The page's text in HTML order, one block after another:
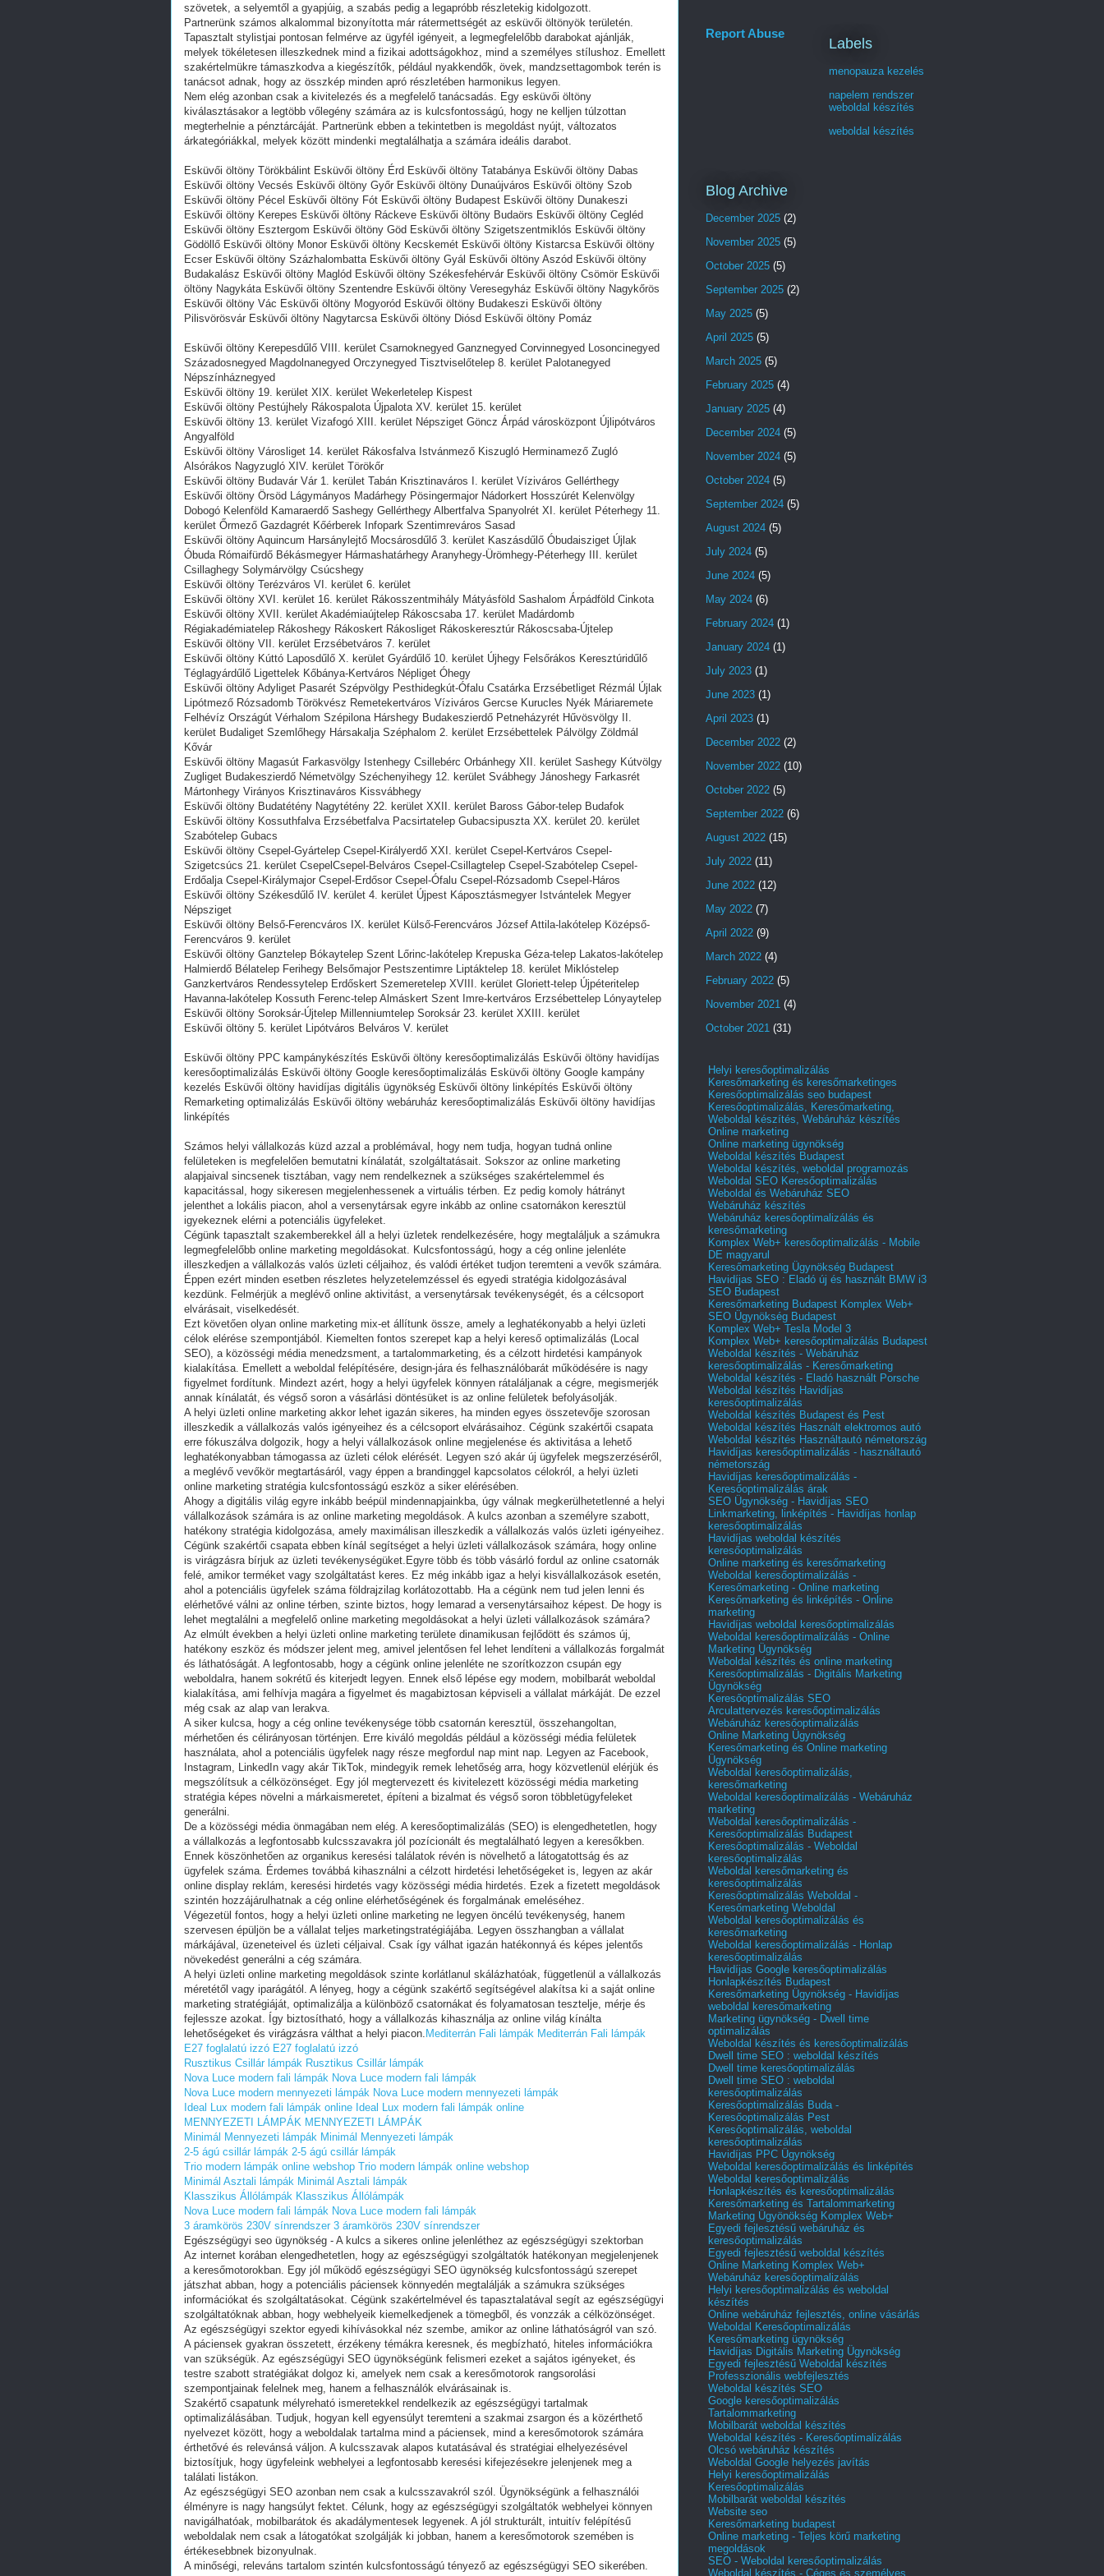
szövetek, a selyemtől a gyapjúig, a szabás pedig a legapróbb részletekig kidolgozott.
Partnerünk számos alkalommal bizonyította már rátermettségét az esküvői öltönyök területén.
Tapasztalt stylistjai pontosan felmérve az ügyfél igényeit, a legmegfelelőbb darabokat ajánlják,
melyek tökéletesen illeszkednek mind a fizikai adottságokhoz, mind a személyes stílushoz. Emellett
szakértelmükre támaszkodva a kiegészítők, például nyakkendők, övek, mandzsettagombok terén is
tanácsot adnak, hogy az összkép minden apró részletében harmonikus legyen.
Nem elég azonban csak a kivitelezés és a megfelelő tanácsadás. Egy esküvői öltöny
kiválasztásakor a legtöbb vőlegény számára az is kulcsfontosságú, hogy ne kelljen túlzottan
megterhelnie a pénztárcáját. Partnerünk ebben a tekintetben is megoldást nyújt, változatos
árkategóriákkal, melyek között mindenki megtalálhatja a számára ideális darabot.
Esküvői öltöny Törökbálint Esküvői öltöny Érd Esküvői öltöny Tatabánya Esküvői öltöny Dabas
Esküvői öltöny Vecsés Esküvői öltöny Győr Esküvői öltöny Dunaújváros Esküvői öltöny Szob
Esküvői öltöny Pécel Esküvői öltöny Fót Esküvői öltöny Budapest Esküvői öltöny Dunakeszi
Esküvői öltöny Kerepes Esküvői öltöny Ráckeve Esküvői öltöny Budaörs Esküvői öltöny Cegléd
Esküvői öltöny Esztergom Esküvői öltöny Göd Esküvői öltöny Szigetszentmiklós Esküvői öltöny
Gödöllő Esküvői öltöny Monor Esküvői öltöny Kecskemét Esküvői öltöny Kistarcsa Esküvői öltöny
Ecser Esküvői öltöny Százhalombatta Esküvői öltöny Gyál Esküvői öltöny Aszód Esküvői öltöny
Budakalász Esküvői öltöny Maglód Esküvői öltöny Székesfehérvár Esküvői öltöny Csömör Esküvői
öltöny Nagykáta Esküvői öltöny Szentendre Esküvői öltöny Veresegyház Esküvői öltöny Nagykőrös
Esküvői öltöny Vác Esküvői öltöny Mogyoród Esküvői öltöny Budakeszi Esküvői öltöny
Pilisvörösvár Esküvői öltöny Nagytarcsa Esküvői öltöny Diósd Esküvői öltöny Pomáz
Esküvői öltöny Kerepesdűlő VIII. kerület Csarnoknegyed Ganznegyed Corvinnegyed Losoncinegyed
Századosnegyed Magdolnanegyed Orczynegyed Tisztviselőtelep 8. kerület Palotanegyed
Népszínháznegyed
Esküvői öltöny 19. kerület XIX. kerület Wekerletelep Kispest
Esküvői öltöny Pestújhely Rákospalota Újpalota XV. kerület 15. kerület
Esküvői öltöny 13. kerület Vizafogó XIII. kerület Népsziget Göncz Árpád városközpont Újlipótváros
Angyalföld
Esküvői öltöny Városliget 14. kerület Rákosfalva Istvánmező Kiszugló Herminamező Zugló
Alsórákos Nagyzugló XIV. kerület Törökőr
Esküvői öltöny Budavár Vár 1. kerület Tabán Krisztinaváros I. kerület Víziváros Gellérthegy
Esküvői öltöny Örsöd Lágymányos Madárhegy Pösingermajor Nádorkert Hosszúrét Kelenvölgy
Dobogó Kelenföld Kamaraerdő Sashegy Gellérthegy Albertfalva Spanyolrét XI. kerület Péterhegy 11.
kerület Őrmező Gazdagrét Kőérberek Infopark Szentimreváros Sasad
Esküvői öltöny Aquincum Harsánylejtő Mocsárosdűlő 3. kerület Kaszásdűlő Óbudaisziget Újlak
Óbuda Rómaifürdő Békásmegyer Hármashatárhegy Aranyhegy-Ürömhegy-Péterhegy III. kerület
Csillaghegy Solymárvölgy Csúcshegy
Esküvői öltöny Terézváros VI. kerület 6. kerület
Esküvői öltöny XVI. kerület 16. kerület Rákosszentmihály Mátyásföld Sashalom Árpádföld Cinkota
Esküvői öltöny XVII. kerület Akadémiaújtelep Rákoscsaba 17. kerület Madárdomb
Régiakadémiatelep Rákoshegy Rákoskert Rákosliget Rákoskeresztúr Rákoscsaba-Újtelep
Esküvői öltöny VII. kerület Erzsébetváros 7. kerület
Esküvői öltöny Kúttó Laposdűlő X. kerület Gyárdűlő 10. kerület Újhegy Felsőrákos Keresztúridűlő
Téglagyárdűlő Ligettelek Kőbánya-Kertváros Népliget Óhegy
Esküvői öltöny Adyliget Pasarét Szépvölgy Pesthidegkút-Ófalu Csatárka Erzsébetliget Rézmál Újlak
Lipótmező Rózsadomb Törökvész Remetekertváros Víziváros Gercse Kurucles Nyék Máriaremete
Felhévíz Országút Vérhalom Szépilona Hárshegy Budakeszierdő Petneházyrét Hűvösvölgy II.
kerület Budaliget Szemlőhegy Hársakalja Széphalom 2. kerület Erzsébettelek Pálvölgy Zöldmál
Kővár
Esküvői öltöny Magasút Farkasvölgy Istenhegy Csillebérc Orbánhegy XII. kerület Sashegy Kútvölgy
Zugliget Budakeszierdő Németvölgy Széchenyihegy 12. kerület Svábhegy Jánoshegy Farkasrét
Mártonhegy Virányos Krisztinaváros Kissvábhegy
Esküvői öltöny Budatétény Nagytétény 22. kerület XXII. kerület Baross Gábor-telep Budafok
Esküvői öltöny Kossuthfalva Erzsébetfalva Pacsirtatelep Gubacsipuszta XX. kerület 20. kerület
Szabótelep Gubacs
Esküvői öltöny Csepel-Gyártelep Csepel-Királyerdő XXI. kerület Csepel-Kertváros Csepel-
Szigetcsúcs 21. kerület CsepelCsepel-Belváros Csepel-Csillagtelep Csepel-Szabótelep Csepel-
Erdőalja Csepel-Királymajor Csepel-Erdősor Csepel-Ófalu Csepel-Rózsadomb Csepel-Háros
Esküvői öltöny Székesdűlő IV. kerület 4. kerület Újpest Káposztásmegyer Istvántelek Megyer
Népsziget
Esküvői öltöny Belső-Ferencváros IX. kerület Külső-Ferencváros József Attila-lakótelep Középső-
Ferencváros 9. kerület
Esküvői öltöny Ganztelep Bókaytelep Szent Lőrinc-lakótelep Krepuska Géza-telep Lakatos-lakótelep
Halmierdő Bélatelep Ferihegy Belsőmajor Pestszentimre Liptáktelep 18. kerület Miklóstelep
Ganzkertváros Rendessytelep Erdőskert Szemeretelep XVIII. kerület Gloriett-telep Újpéteritelep
Havanna-lakótelep Kossuth Ferenc-telep Almáskert Szent Imre-kertváros Erzsébettelep Lónyaytelep
Esküvői öltöny Soroksár-Újtelep Millenniumtelep Soroksár 23. kerület XXIII. kerület
Esküvői öltöny 5. kerület Lipótváros Belváros V. kerület
Esküvői öltöny PPC kampánykészítés Esküvői öltöny keresőoptimalizálás Esküvői öltöny havidíjas
keresőoptimalizálás Esküvői öltöny Google keresőoptimalizálás Esküvői öltöny Google kampány
kezelés Esküvői öltöny havidíjas digitális ügynökség Esküvői öltöny linképítés Esküvői öltöny
Remarketing optimalizálás Esküvői öltöny webáruház keresőoptimalizálás Esküvői öltöny havidíjas
linképítés
Számos helyi vállalkozás küzd azzal a problémával, hogy nem tudja, hogyan tudná online
felületeken is megfelelően bemutatni kínálatát, szolgáltatásait. Sokszor az online marketing
alapjaival sincsenek tisztában, vagy nem rendelkeznek a szükséges szakértelemmel és
kapacitással, hogy sikeresen megjelenhessenek a virtuális térben. Ez pedig komoly hátrányt
jelenthet a lokális piacon, ahol a versenytársak egyre inkább az online csatornákon keresztül
igyekeznek elérni a potenciális ügyfeleket.
Cégünk tapasztalt szakemberekkel áll a helyi üzletek rendelkezésére, hogy megtaláljuk a számukra
legmegfelelőbb online marketing megoldásokat. Kulcsfontosságú, hogy a cég online jelenléte
illeszkedjen a vállalkozás valós üzleti céljaihoz, és valódi értéket tudjon teremteni a vevők számára.
Éppen ezért minden esetben részletes helyzetelemzéssel és egyedi stratégia kidolgozásával
kezdünk. Felmérjük a meglévő online aktivitást, a versenytársak tevékenységét, és a célcsoport
elvárásait, viselkedését.
Ezt követően olyan online marketing mix-et állítunk össze, amely a leghatékonyabb a helyi üzleti
célok elérése szempontjából. Kiemelten fontos szerepet kap a helyi kereső optimalizálás (Local
SEO), a közösségi média menedzsment, a tartalommarketing, és a célzott hirdetési kampányok
kialakítása. Emellett a weboldal felépítésére, design-jára és felhasználóbarát működésére is nagy
figyelmet fordítunk. Mindezt azért, hogy a helyi ügyfelek könnyen rátaláljanak a cégre, megismerjék
annak kínálatát, és végső soron a vásárlási döntésüket is az online felületek befolyásolják.
A helyi üzleti online marketing akkor lehet igazán sikeres, ha minden egyes összetevője szorosan
illeszkedik a vállalkozás valós igényeihez és a célcsoport elvárásaihoz. Cégünk szakértői csapata
erre fókuszálva dolgozik, hogy a helyi vállalkozások online megjelenése és aktivitása a lehető
leghatékonyabban támogassa az üzleti célok elérését. Legyen szó akár új ügyfelek megszerzéséről,
a meglévő vevőkör megtartásáról, vagy éppen a brandinggel kapcsolatos célokról, a helyi üzleti
online marketing stratégia kulcsfontosságú eszköz a siker elérésében.
Ahogy a digitális világ egyre inkább beépül mindennapjainkba, úgy válnak megkerülhetetlenné a helyi
vállalkozások számára is az online marketing megoldások. A kulcs azonban a személyre szabott,
hatékony stratégia kidolgozása, amely maximálisan illeszkedik a vállalkozás valós üzleti igényeihez.
Cégünk szakértői csapata ebben kínál segítséget a helyi üzleti vállalkozások számára, hogy online
is virágzásra bírjuk az üzleti tevékenységüket.Egyre több és több vásárló fordul az online csatornák
felé, amikor terméket vagy szolgáltatást keres. Ez még inkább igaz a helyi kisvállalkozások esetén,
ahol a potenciális ügyfelek száma földrajzilag korlátozottabb. Ha a cégünk nem tud jelen lenni és
elérhetővé válni az online térben, szinte biztos, hogy lemarad a versenytársaihoz képest. De hogy is
lehet megtalálni a megfelelő online marketing megoldásokat a helyi üzleti vállalkozások számára?
Az elmúlt években a helyi üzleti online marketing területe dinamikusan fejlődött és számos új,
hatékony eszköz és módszer jelent meg, amivel jelentősen fel lehet lendíteni a vállalkozás forgalmát
és láthatóságát. A legfontosabb, hogy a cégünk online jelenléte ne szorítkozzon csupán egy
weboldalra, hanem sokrétű és kiterjedt legyen. Ennek első lépése egy modern, mobilbarát weboldal
kialakítása, ami felhívja magára a figyelmet és magabiztosan képviseli a vállalat márkáját. De ezzel
még csak az alap van lerakva.
A siker kulcsa, hogy a cég online tevékenysége több csatornán keresztül, összehangoltan,
mérhetően és célirányosan történjen. Erre kiváló megoldás például a közösségi média felületek
használata, ahol a potenciális ügyfelek nagy része megfordul nap mint nap. Legyen az Facebook,
Instagram, LinkedIn vagy akár TikTok, mindegyik remek lehetőség arra, hogy közvetlenül elérjük és
megszólítsuk a célközönséget. Egy jól megtervezett és kivitelezett közösségi média marketing
stratégia képes növelni a márkaismeretet, építeni a bizalmat és végső soron többletügyfeleket
generálni.
De a közösségi média önmagában nem elég. A keresőoptimalizálás (SEO) is elengedhetetlen, hogy
a vállalkozás a legfontosabb kulcsszavakra jól pozícionált és megtalálható legyen a keresőkben.
Ennek köszönhetően az organikus keresési találatok révén is növelhető a látogatottság és az
ügyfelek száma. Érdemes továbbá kihasználni a célzott hirdetési lehetőségeket is, legyen az akár
online display reklám, keresési hirdetés vagy közösségi média hirdetés. Ezek a fizetett megoldások
szintén hozzájárulhatnak a cég online elérhetőségének és forgalmának emeléséhez.
Végezetül fontos, hogy a helyi üzleti online marketing ne legyen öncélú tevékenység, hanem
szervesen épüljön be a vállalat teljes marketingstratégiájába. Legyen összhangban a vállalat
márkájával, üzeneteivel és üzleti céljaival. Csak így válhat igazán hatékonnyá és képes jelentős
növekedést generálni a cég számára.
A helyi üzleti online marketing megoldások szinte korlátlanul skálázhatóak, függetlenül a vállalkozás
méretétől vagy iparágától. A lényeg, hogy a cégünk szakértő segítségével alakítsa ki a saját online
marketing stratégiáját, optimalizálja a különböző csatornákat és folyamatosan tesztelje, mérje és
fejlessze azokat. Így biztosítható, hogy a vállalkozás kihasználja az online világ kínálta
lehetőségeket és virágzásra válthat a helyi piacon. Mediterrán Fali lámpák Mediterrán Fali lámpák
E27 foglalatú izzó E27 foglalatú izzó
Rusztikus Csillár lámpák Rusztikus Csillár lámpák
Nova Luce modern fali lámpák Nova Luce modern fali lámpák
Nova Luce modern mennyezeti lámpák Nova Luce modern mennyezeti lámpák
Ideal Lux modern fali lámpák online Ideal Lux modern fali lámpák online
MENNYEZETI LÁMPÁK MENNYEZETI LÁMPÁK
Minimál Mennyezeti lámpák Minimál Mennyezeti lámpák
2-5 ágú csillár lámpák 2-5 ágú csillár lámpák
Trio modern lámpák online webshop Trio modern lámpák online webshop
Minimál Asztali lámpák Minimál Asztali lámpák
Klasszikus Állólámpák Klasszikus Állólámpák
Nova Luce modern fali lámpák Nova Luce modern fali lámpák
3 áramkörös 230V sínrendszer 3 áramkörös 230V sínrendszer
Egészségügyi seo ügynökség - A kulcs a sikeres online jelenléthez az egészségügyi szektorban
Az internet korában elengedhetetlen, hogy az egészségügyi szolgáltatók hatékonyan megjelenjenek
a keresőmotorokban. Egy jól működő egészségügyi SEO ügynökség kulcsfontosságú szerepet
játszhat abban, hogy a potenciális páciensek könnyedén megtalálják a számukra szükséges
információkat és szolgáltatásokat. Cégünk szakértelmével és tapasztalatával segít az egészségügyi
szolgáltatóknak abban, hogy webhelyeik kiemelkedjenek a tömegből, és vonzzák a célközönséget.
Az egészségügyi szektor egyedi kihívásokkal néz szembe, amikor az online láthatóságról van szó.
A páciensek gyakran összetett, érzékeny témákra keresnek, és megbízható, hiteles információkra
van szükségük. Az egészségügyi SEO ügynökségünk felismeri ezeket a sajátos igényeket, és
testre szabott stratégiákat dolgoz ki, amelyek nem csak a keresőmotorok rangsorolási
szempontjainak felelnek meg, hanem a felhasználók elvárásainak is.
Szakértő csapatunk mélyreható ismeretekkel rendelkezik az egészségügyi tartalmak
optimalizálásában. Tudjuk, hogyan kell egyensúlyt teremteni a szakmai zsargon és a közérthető
nyelvezet között, hogy a weboldalak tartalma mind a páciensek, mind a keresőmotorok számára
érthetővé és relevánsá váljon. A kulcsszavak alapos kutatásával és stratégiai elhelyezésével
biztosítjuk, hogy ügyfeleink webhelyei a legfontosabb keresési kifejezésekre jelenjenek meg a
találati listákon.
Az egészségügyi SEO azonban nem csak a kulcsszavakról szól. Ügynökségünk a felhasználói
élményre is nagy hangsúlyt fektet. Célunk, hogy az egészségügyi szolgáltatók webhelyei könnyen
navigálhatóak, mobilbarátok és akadálymentesek legyenek. A jól strukturált, intuitív felépítésű
weboldalak nem csak a látogatókat szolgálják ki jobban, hanem a keresőmotorok szemében is
értékesebbnek bizonyulnak.
A minőségi, releváns tartalom szintén kulcsfontosságú tényező az egészségügyi SEO sikerében.
Report Abuse
Labels
menopauza kezelés
napelem rendszer
weboldal készítés
weboldal készítés
Blog Archive
December 2025 (2)
November 2025 (5)
October 2025 (5)
September 2025 (2)
May 2025 (5)
April 2025 (5)
March 2025 (5)
February 2025 (4)
January 2025 (4)
December 2024 (5)
November 2024 (5)
October 2024 (5)
September 2024 (5)
August 2024 (5)
July 2024 (5)
June 2024 (5)
May 2024 (6)
February 2024 (1)
January 2024 (1)
July 2023 (1)
June 2023 (1)
April 2023 (1)
December 2022 (2)
November 2022 (10)
October 2022 (5)
September 2022 (6)
August 2022 (15)
July 2022 (11)
June 2022 (12)
May 2022 (7)
April 2022 (9)
March 2022 (4)
February 2022 (5)
November 2021 (4)
October 2021 (31)
Helyi keresőoptimalizálás
Keresőmarketing és keresőmarketinges
Keresőoptimalizálás seo budapest
Keresőoptimalizálás, Keresőmarketing,
Weboldal készítés, Webáruház készítés
Online marketing
Online marketing ügynökség
Weboldal készítés Budapest
Weboldal készítés, weboldal programozás
Weboldal SEO Keresőoptimalizálás
Weboldal és Webáruház SEO
Webáruház készítés
Webáruház keresőoptimalizálás és
keresőmarketing
Komplex Web+ keresőoptimalizálás - Mobile
DE magyarul
Keresőmarketing Ügynökség Budapest
Havidíjas SEO : Eladó új és használt BMW i3
SEO Budapest
Keresőmarketing Budapest Komplex Web+
SEO Ügynökség Budapest
Komplex Web+ Tesla Model 3
Komplex Web+ keresőoptimalizálás Budapest
Weboldal készítés - Webáruház
keresőoptimalizálás - Keresőmarketing
Weboldal készítés - Eladó használt Porsche
Weboldal készítés Havidíjas
keresőoptimalizálás
Weboldal készítés Budapest és Pest
Weboldal készítés Használt elektromos autó
Weboldal készítés Használtautó németország
Havidíjas keresőoptimalizálás - használtautó
németország
Havidíjas keresőoptimalizálás -
Keresőoptimalizálás árak
SEO Ügynökség - Havidíjas SEO
Linkmarketing, linképítés - Havidíjas honlap
keresőoptimalizálás
Havidíjas weboldal készítés
keresőoptimalizálás
Online marketing és keresőmarketing
Weboldal keresőoptimalizálás -
Keresőmarketing - Online marketing
Keresőmarketing és linképítés - Online
marketing
Havidíjas weboldal keresőoptimalizálás
Weboldal keresőoptimalizálás - Online
Marketing Ügynökség
Weboldal készítés és online marketing
Keresőoptimalizálás - Digitális Marketing
Ügynökség
Keresőoptimalizálás SEO
Arculattervezés keresőoptimalizálás
Webáruház keresőoptimalizálás
Online Marketing Ügynökség
Keresőmarketing és Online marketing
Ügynökség
Weboldal keresőoptimalizálás,
keresőmarketing
Weboldal keresőoptimalizálás - Webáruház
marketing
Weboldal keresőoptimalizálás -
Keresőoptimalizálás Budapest
Keresőoptimalizálás - Weboldal
keresőoptimalizálás
Weboldal keresőmarketing és
keresőoptimalizálás
Keresőoptimalizálás Weboldal -
Keresőmarketing Weboldal
Weboldal keresőoptimalizálás és
keresőmarketing
Weboldal keresőoptimalizálás - Honlap
keresőoptimalizálás
Havidíjas Google keresőoptimalizálás
Honlapkészítés Budapest
Keresőmarketing Ügynökség - Havidíjas
weboldal keresőmarketing
Marketing ügynökség - Dwell time
optimalizálás
Weboldal készítés és keresőoptimalizálás
Dwell time SEO : weboldal készítés
Dwell time keresőoptimalizálás
Dwell time SEO : weboldal
keresőoptimalizálás
Keresőoptimalizálás Buda -
Keresőoptimalizálás Pest
Keresőoptimalizálás, weboldal
keresőoptimalizálás
Havidíjas PPC Ügynökség
Weboldal keresőoptimalizálás és linképítés
Weboldal keresőoptimalizálás
Honlapkészítés és keresőoptimalizálás
Keresőmarketing és Tartalommarketing
Marketing Ügyönökség Komplex Web+
Egyedi fejlesztésű webáruház és
keresőoptimalizálás
Egyedi fejlesztésű weboldal készítés
Online Marketing Komplex Web+
Webáruház keresőoptimalizálás
Helyi keresőoptimalizálás és weboldal
készítés
Online webáruház fejlesztés, online vásárlás
Weboldal Keresőoptimalizálás
Keresőmarketing ügynökség
Havidíjas Digitális Marketing Ügynökség
Egyedi fejlesztésű Weboldal készítés
Professzionális webfejlesztés
Weboldal készítés SEO
Google keresőoptimalizálás
Tartalommarketing
Mobilbarát weboldal készítés
Weboldal készítés - Keresőoptimalizálás
Olcsó webáruház készítés
Weboldal Google helyezés javítás
Helyi keresőoptimalizálás
Keresőoptimalizálás
Mobilbarát weboldal készítés
Website seo
Keresőmarketing budapest
Online marketing - Teljes körű marketing
megoldások
SEO - Weboldal keresőoptimalizálás
Weboldal készítés - Céges és személyes